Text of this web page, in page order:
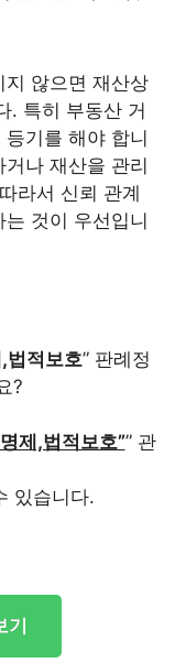
지 않으면 재산상
. 특히 부동산 거
기를 해야 합니
나 재산을 관리
라서 신뢰 관계
것이 우선입니
법적보호” 판례정
?
제,법적보호”” 관
있습니다.